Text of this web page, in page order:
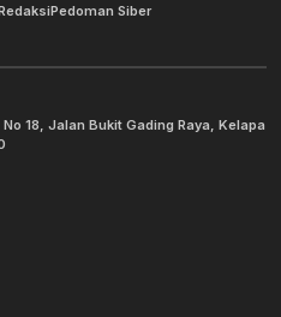
Pedoman Siber
18, Jalan Bukit Gading Raya, Kelapa